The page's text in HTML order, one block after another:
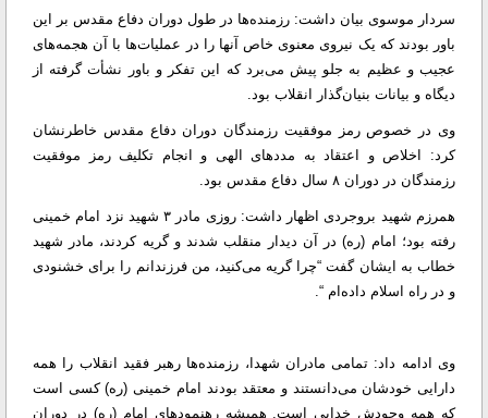
سردار موسوی بیان داشت: رزمنده‌ها در طول دوران دفاع مقدس بر این
باور بودند که یک نیروی معنوی خاص آنها را در عملیات‌ها با آن هجمه‌های
عجیب و عظیم به جلو پیش می‌برد که این تفکر و باور نشأت گرفته از
دیگاه و بیانات بنیان‌گذار انقلاب بود.
وی در خصوص رمز موفقیت رزمندگان دوران دفاع مقدس خاطرنشان
کرد: اخلاص و اعتقاد به مددهای الهی و انجام تکلیف رمز موفقیت
رزمندگان در دوران ۸ سال دفاع مقدس بود.
همرزم شهید بروجردی اظهار داشت: روزی مادر ۳ شهید نزد امام خمینی
رفته بود؛ امام (ره) در آن دیدار منقلب شدند و گریه کردند، مادر شهید
خطاب به ایشان گفت “چرا گریه می‌کنید، من فرزندانم را برای خشنودی
و در راه اسلام داده‌ام “.
وی ادامه داد: تمامی مادران شهدا، رزمنده‌ها رهبر فقید انقلاب را همه
دارایی خودشان می‌دانستند و معتقد بودند امام خمینی (ره) کسی است
که همه وجودش خدایی است. همیشه رهنمود‌های امام (ره) در دوران